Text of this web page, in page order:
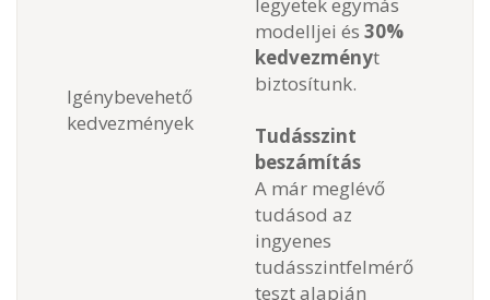
Igénybevehető
kedvezmények
modelljei és 30%
kedvezményt
biztosítunk.
Tudásszint
beszámítás
A már meglévő
tudásod az
ingyenes
tudásszintfelmérő
teszt alapján